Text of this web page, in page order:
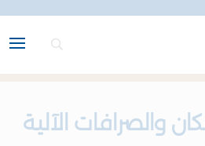
والصرافات الآلية